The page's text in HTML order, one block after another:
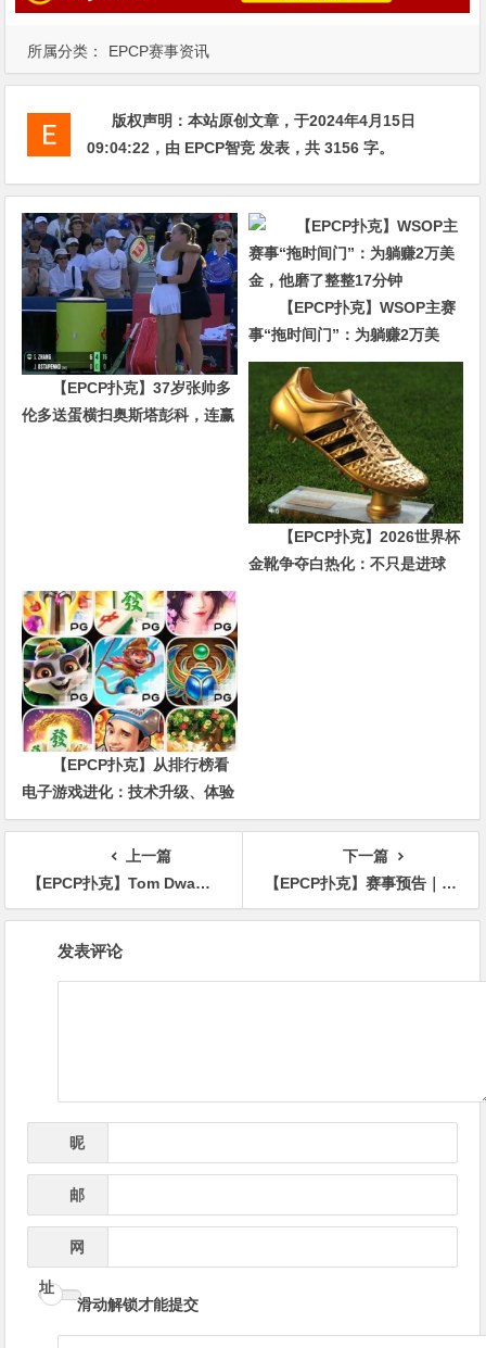
所属分类： EPCP赛事资讯
版权声明：本站原创文章，于2024年4月15日
09:04:22 ，由 EPCP智竞 发表，共 3156 字。
【EPCP扑克】37岁张帅多
伦多送蛋横扫奥斯塔彭科，连赢
【EPCP扑克】WSOP主赛
事“拖时间门”：为躺赚2万美
金，他磨了整整17分钟
【EPCP扑克】2026世界杯
金靴争夺白热化：不只是进球
【EPCP扑克】从排行榜看
电子游戏进化：技术升级、体验
创新与未来趋势
上一篇
【EPCP扑克】Tom Dwan、Rampage和野人Cates确认参加2024 HCL百万美元赛
下一篇
【EPCP扑克】赛事预告｜扑克之梦10越南站赛程公布 各路选手将云集会安
发表评论
昵
邮
网
址
滑动解锁才能提交